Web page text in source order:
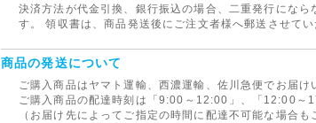
決済方法が代金引換、銀行振込の場合、二重発行にな
す。 領収書は、商品発送後にご注文者様へ郵送させてい
商品の発送について
ご購入商品はヤマト運輸、西濃運輸、佐川急便でお届け
ご購入商品の配達時刻は「9:00～12:00」、「12:00～
（お届け先によってご指定の時間に配達不可能な場合